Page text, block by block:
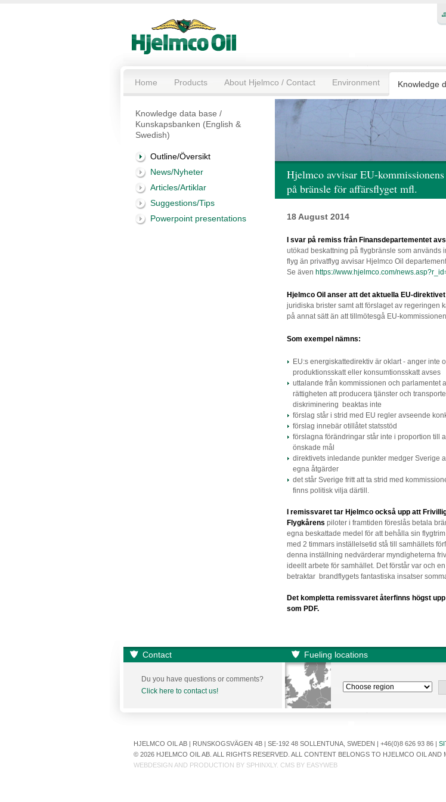
Home Products About Hjelmco / Contact Environment Knowledge
Knowledge data base /
Kunskapsbanken (English &
Swedish)
Outline/Översikt
News/Nyheter
Articles/Artiklar
Suggestions/Tips
Powerpoint presentations
Hjelmco avvisar EU-
på bränsle för affärsflyget mfl.
18 August 2014
I svar på remiss från Finansdepartementet
utökad beskattning på flygbränsle som används
flyg än privatflyg avvisar Hjelmco Oil
Se även https://www.hjelmco.com/
Hjelmco Oil anser att det aktuella EU-
juridiska brister samt att förslaget av regeringen
på annat sätt än att tillmötesgå EU-
Som exempel nämns:
EU:s energiskattedirektiv är oklart - anger inte
produktionsskatt eller konsumtionsskatt avses
uttalande från kommissionen och parlamentet
rättigheten att producera tjänster och
diskriminering beaktas inte
förslag står i strid med EU regler avseende
förslag innebär otillåtet statsstöd
förslagna förändringar står inte i proportion till
önskade mål
direktivets inledande punkter medger Sverige
egna åtgärder
det står Sverige fritt att ta strid med
finns politisk vilja därtill.
I remissvaret tar Hjelmco också upp att
Flygkårens piloter i framtiden föreslås betala
egna beskattade medel för att behålla sin
med 2 timmars inställelsetid stå till samhällets
denna inställning nedvärderar myndigheterna
ideellt arbete för samhället. Det förstår var och
betraktar brandflygets fantastiska insatser
Det kompletta remissvaret återfinns högst
som PDF.
Contact Fueling locations
Du you have questions or comments?
Click here to contact us!
HJELMCO OIL AB | RUNSKOGSVÄGEN 4B | SE-192 48 SOLLENTUNA, SWEDEN | +46(0)8 626 93 86 |
© 2026 HJELMCO OIL AB. ALL RIGHTS RESERVED. ALL CONTENT BELONGS TO HJELMCO OIL
WEBDESIGN AND PRODUCTION BY SPHINXLY. CMS BY EASYWEB